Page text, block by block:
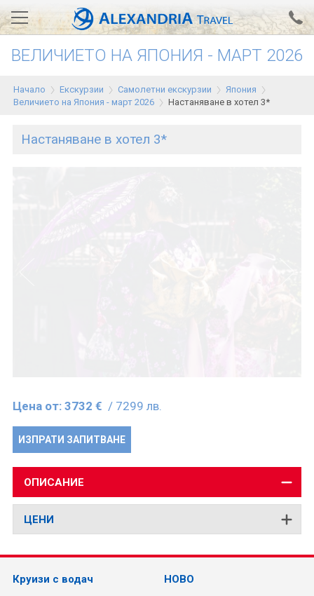
Вход за агенти Проверка на резервация
АЛЕКСАНДРИЯ хотели
ВЕЛИЧИЕТО НА ЯПОНИЯ - МАРТ 2026
Начало Екскурзии Самолетни екскурзии
Япония
Величието на Япония - март 2026
Настаняване в хотел 3*
Настаняване в хотел 3*
Цена от: 3732 € / 7299 лв.
ИЗПРАТИ ЗАПИТВАНЕ
ОПИСАНИЕ
ЦЕНИ
Круизи с водач НОВО